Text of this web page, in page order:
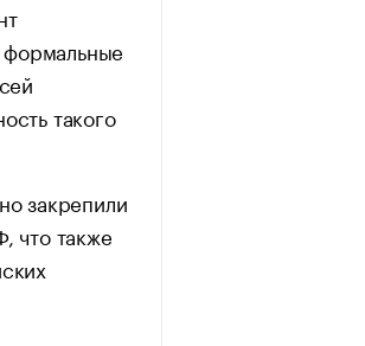
формальные
такого
закрепили
что также